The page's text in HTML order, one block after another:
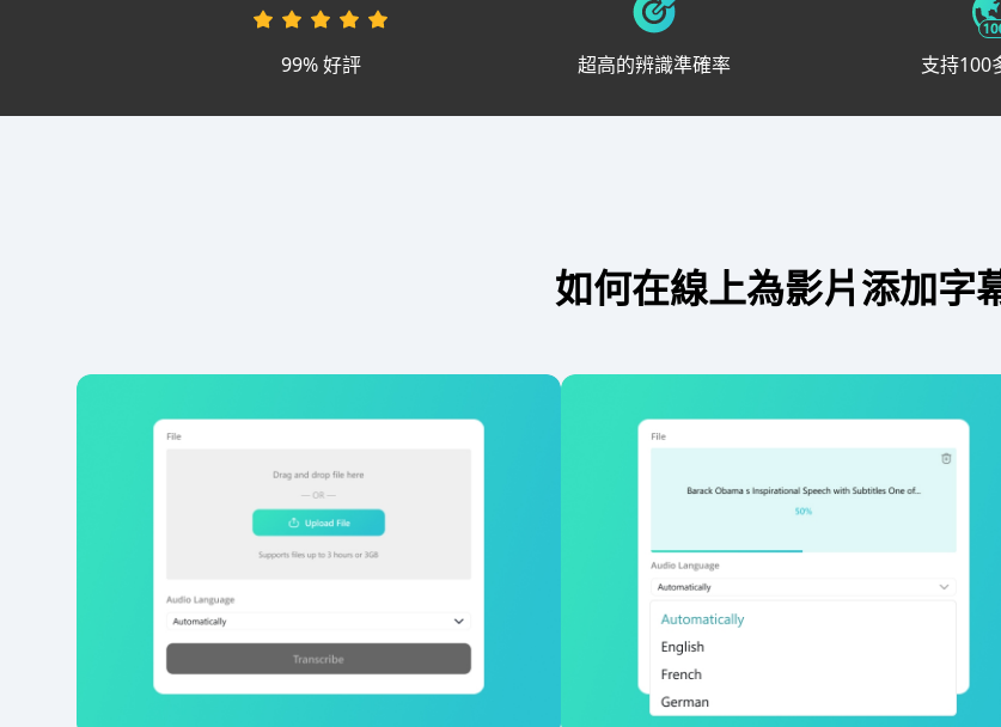
99% 好評 超高的辨識準確率 支持100
如何在線上為影片添加字